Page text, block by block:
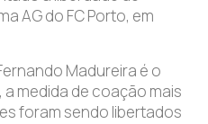
AG do FC Porto, em
Madureira é o
medida de coação mais
foram sendo libertados